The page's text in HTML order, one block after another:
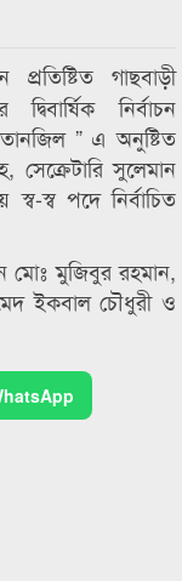
গাছবাড়ী
নির্বাচন
” এ অনুষ্টিত
সুলেমান
স্ব পদে নির্বাচিত
মোঃ মুজিবুর রহমান,
ইকবাল চৌধুরী ও